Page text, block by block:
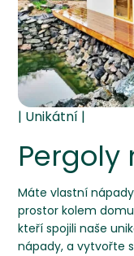
Pergoly
Máte vlastní
prostor kolem
kteří spojili naše
nápady, a vytvořte